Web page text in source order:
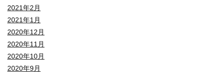
2021年2月
2021年1月
2020年12月
2020年11月
2020年10月
2020年9月